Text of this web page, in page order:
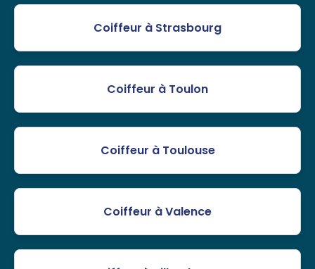
Coiffeur à Strasbourg
Coiffeur à Toulon
Coiffeur à Toulouse
Coiffeur à Valence